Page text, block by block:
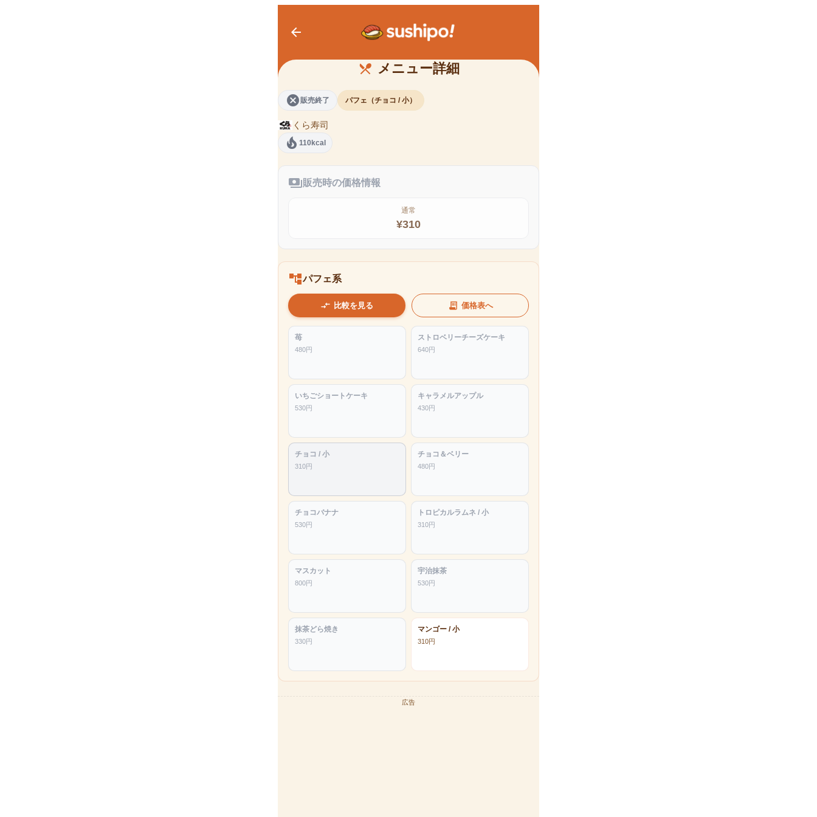
arrow_back
restaurant_menu メニュー詳細
別腹ちょこっとザクザクチョコパフェ
cancel 販売終了 パフェ（チョコ / 小）
くら寿司
local_fire_department 110kcal
payments販売時の価格情報
通常
¥310
account_treeパフェ系
compare_arrows 比較を見る receipt_long 価格表へ
苺
480円
ストロベリーチーズケーキ
640円
いちごショートケーキ
530円
キャラメルアップル
430円
チョコ / 小
310円
チョコ＆ベリー
480円
チョコバナナ
530円
トロピカルラムネ / 小
310円
マスカット
800円
宇治抹茶
530円
抹茶どら焼き
330円
マンゴー / 小
310円
広告